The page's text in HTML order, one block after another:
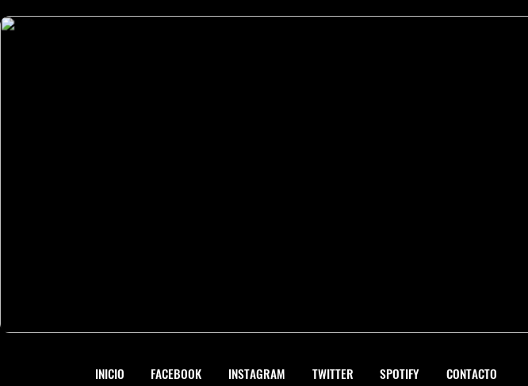
INICIO FACEBOOK INSTAGRAM TWITTER SPOTIFY CONTACTO